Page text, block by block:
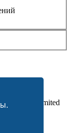
© phpBB Limited